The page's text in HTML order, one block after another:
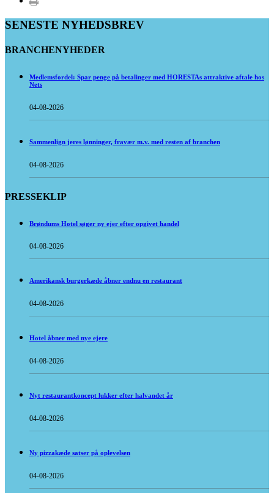
SENESTE NYHEDSBREV
BRANCHENYHEDER
Medlemsfordel: Spar penge på betalinger med HORESTAs attraktive aftale hos
Nets
04-08-2026
Sammenlign jeres lønninger, fravær m.v. med resten af branchen
04-08-2026
PRESSEKLIP
Brøndums Hotel søger ny ejer efter opgivet handel
04-08-2026
Amerikansk burgerkæde åbner endnu en restaurant
04-08-2026
Hotel åbner med nye ejere
04-08-2026
Nyt restaurantkoncept lukker efter halvandet år
04-08-2026
Ny pizzakæde satser på oplevelsen
04-08-2026